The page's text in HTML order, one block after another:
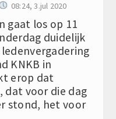
08:24, 3.jul 2020
gaat los op 11
duidelijk
KNKB in
erop dat
dat voor die dag
stond, het voor